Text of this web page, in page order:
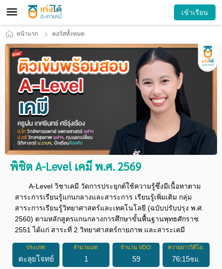
เข้าเรียน
หน้าแรก คอร์สทั้งหมด
พิชิต A-Level เคมี พ.ศ. 2569
A-Level วิชาเคมี วัดการประยุกต์ใช้ความรู้ซึ่งมีเนื้อหาตาม
สาระการเรียนรู้แกนกลางและสาระการ เรียนรู้เพิ่มเติม กลุ่ม
สาระการเรียนรู้วิทยาศาสตร์และเทคโนโลยี (ฉบับปรับปรุง พ.ศ.
2560) ตามหลักสูตรแกนกลางการศึกษาขั้นพื้นฐานพุทธศักราช
2551 ได้แก่ สาระที่ 2 วิทยาศาสตร์กายภาพ และสาระเคมี
ประเภท:
ตะลุยโจทย์
จำนวนบท:
1
จำนวน VDO:
59
ความยาววิดีโอ:
76:15ชม.